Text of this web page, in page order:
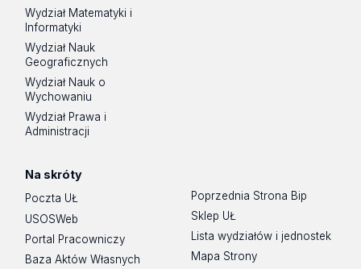
Wydział Matematyki i
Informatyki
Wydział Nauk
Geograficznych
Wydział Nauk o
Wychowaniu
Wydział Prawa i
Administracji
Na skróty
Poczta UŁ
USOSWeb
Portal Pracowniczy
Baza Aktów Własnych
Poprzednia Strona Bip
Sklep UŁ
Lista wydziałów i jednostek
Mapa Strony